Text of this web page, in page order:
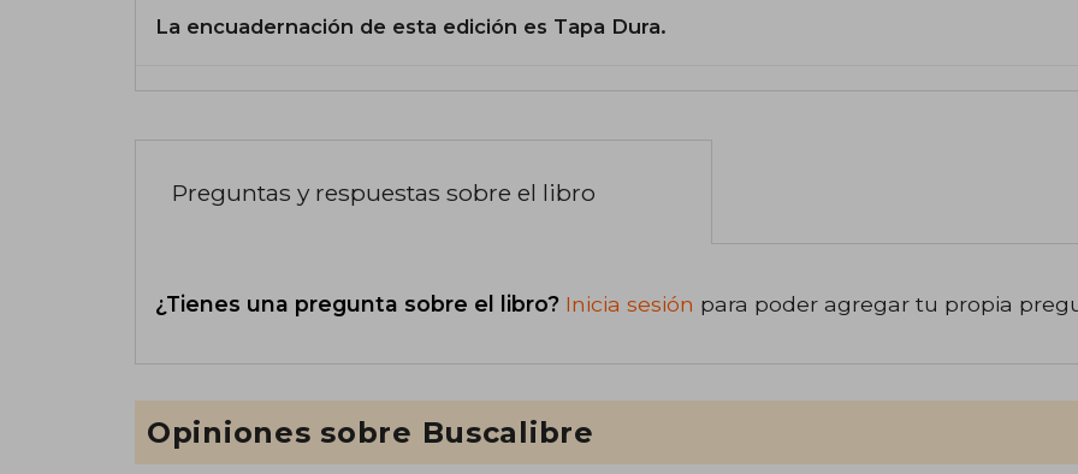
La encuadernación de esta edición es Tapa Dura.
Preguntas y respuestas sobre el libro
¿Tienes una pregunta sobre el libro? Inicia sesión para poder agregar tu propia
Opiniones sobre Buscalibre